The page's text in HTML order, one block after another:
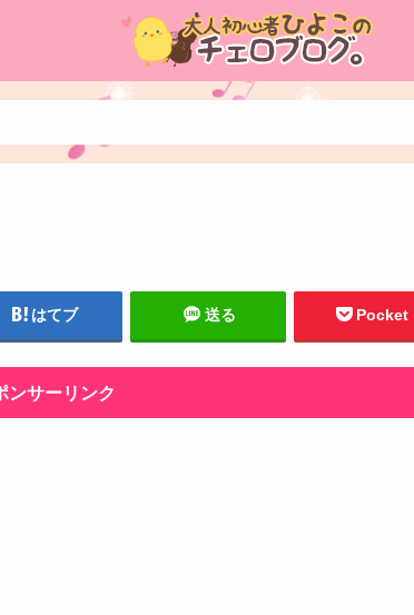
はてブ 送る Pocket
ンサーリンク